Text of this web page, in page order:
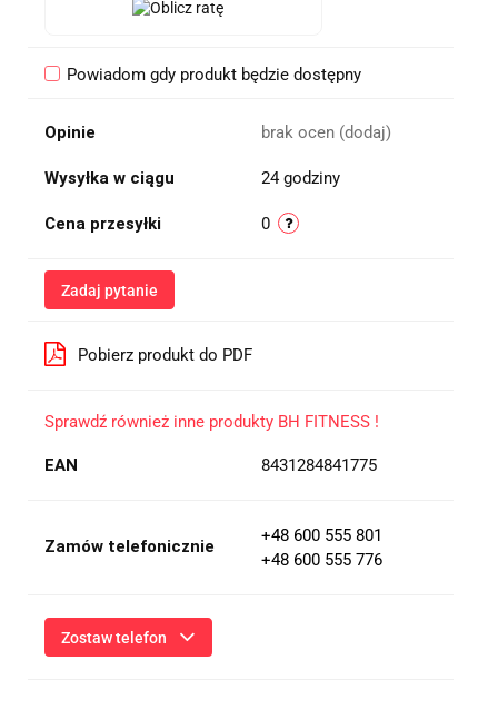
Powiadom gdy produkt będzie dostępny
Opinie brak ocen (dodaj)
Wysyłka w ciągu 24 godziny
Cena przesyłki 0
Zadaj pytanie
Pobierz produkt do PDF
Sprawdź również inne produkty BH FITNESS !
EAN 8431284841775
Zamów telefonicznie
+48 600 555 801
+48 600 555 776
Zostaw telefon